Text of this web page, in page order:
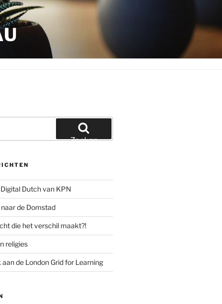
Zoeken
Dutch van KPN
de Domstad
die het verschil maakt?!
religies
de London Grid for Learning